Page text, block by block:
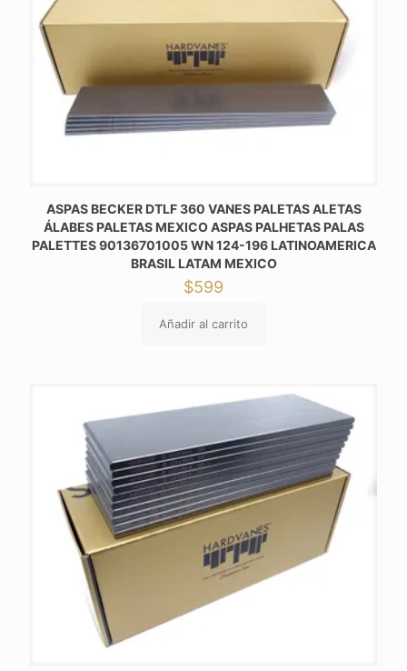
ASPAS BECKER DTLF 360 VANES PALETAS ALETAS
ÁLABES PALETAS MEXICO ASPAS PALHETAS PALAS
PALETTES 90136701005 WN 124-196 LATINOAMERICA
BRASIL LATAM MEXICO
$599
Añadir al carrito